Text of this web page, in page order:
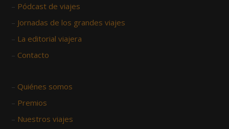
– Pódcast de viajes
– Jornadas de los grandes viajes
– La editorial viajera
– Contacto
– Quiénes somos
– Premios
– Nuestros viajes